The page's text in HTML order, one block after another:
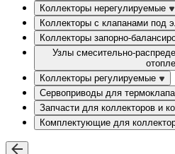
Коллекторы нерегулируемые
Коллекторы с клапанами под
Коллекторы запорно-
Узлы смесительно-
Коллекторы регулируемые
Сервоприводы для
Запчасти для коллекторов и
Комплектующие для